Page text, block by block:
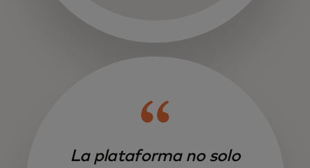
La plataforma no solo